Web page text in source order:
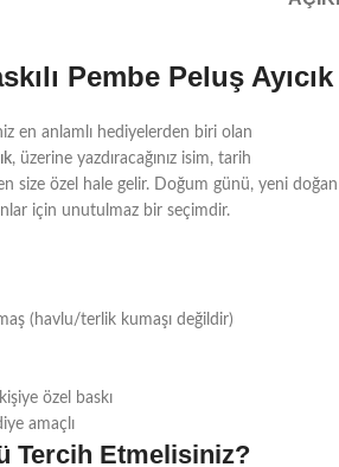
Pembe Peluş Ayıcık
en anlamlı hediyelerden biri olan
, üzerine yazdıracağınız isim, tarih
size özel hale gelir. Doğum günü, yeni
için unutulmaz bir seçimdir.
(havlu/terlik kumaşı değildir)
özel baskı
amaçlı
Tercih Etmelisiniz?